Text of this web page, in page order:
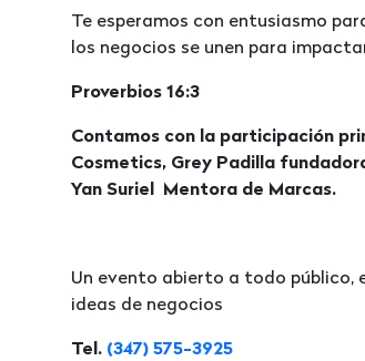
Te esperamos con entusiasmo
los negocios se unen para
Proverbios 16:3
Contamos con la participación
Cosmetics, Grey Padilla
Yan Suriel Mentora de Marcas.
Un evento abierto a todo público,
ideas de negocios
Tel. (347) 575-3925